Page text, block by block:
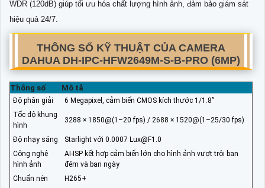
WDR (120dB) giúp tối ưu hóa chất lượng hình ảnh, đảm bảo giám sát
hiệu quả 24/7.
THÔNG SỐ KỸ THUẬT CỦA CAMERA
DAHUA DH-IPC-HFW2649M-S-B-PRO (6MP)
Thông số Mô tả
Độ phân giải
6 Megapixel, cảm biến CMOS kích thước 1/1.8”
Tốc độ khung
hình
3288 × 1850@(1–20 fps) / 2688 × 1520@(1–25/30 fps)
Độ nhạy sáng
Starlight với 0.0007 Lux@F1.0
Công nghệ
hình ảnh
AI-ISP kết hợp cảm biến lớn cho hình ảnh vượt trội ban
đêm và ban ngày
Chuẩn nén
H265+